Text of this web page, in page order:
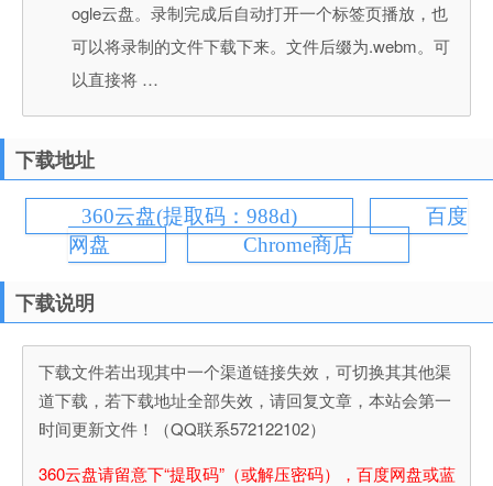
ogle云盘。录制完成后自动打开一个标签页播放，也
可以将录制的文件下载下来。文件后缀为.webm。可
以直接将 …
下载地址
360云盘(提取码：988d)
百度
网盘
Chrome商店
下载说明
下载文件若出现其中一个渠道链接失效，可切换其其他渠
道下载，若下载地址全部失效，请回复文章，本站会第一
时间更新文件！（QQ联系572122102）
360云盘请留意下“提取码”（或解压密码），百度网盘或蓝